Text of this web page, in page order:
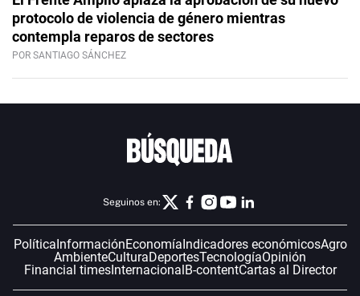
protocolo de violencia de género mientras
contempla reparos de sectores
POR SANTIAGO SÁNCHEZ
Seguinos en:
PolíticaInformaciónEconomíaIndicadores económicosAgro
AmbienteCulturaDeportesTecnologíaOpinión
Financial timesInternacionalB-contentCartas al Director